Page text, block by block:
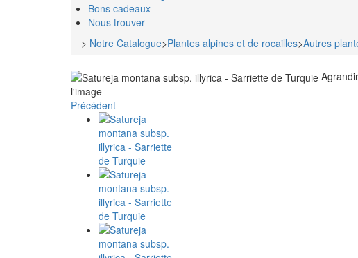
Bons cadeaux
Nous trouver
> Notre Catalogue>Plantes alpines et de rocailles>Autres
Agrandir
l'image
Précédent